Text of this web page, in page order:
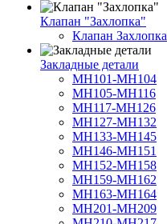
Клапан "Захлопка"
Клапан Захлопка
Закладные детали
МН101-МН104
МН105-МН116
МН117-МН126
МН127-МН132
МН133-МН145
МН146-МН151
МН152-МН158
МН159-МН162
МН163-МН164
МН201-МН209